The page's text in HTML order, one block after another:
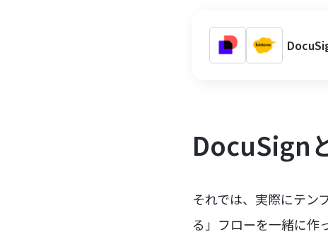
DocuSign
それでは、実際にテン
る」フローを一緒に作